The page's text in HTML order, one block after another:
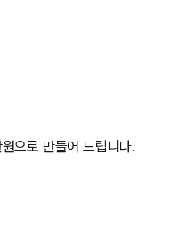
으로 만들어 드립니다.